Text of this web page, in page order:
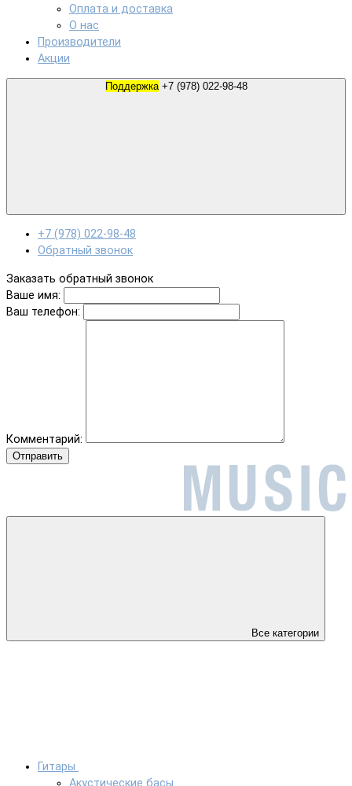
Оплата и доставка
О нас
Производители
Акции
Поддержка +7 (978) 022-98-48
+7 (978) 022-98-48
Обратный звонок
Заказать обратный звонок
Ваше имя:
Ваш телефон:
Комментарий:
Отправить
Все категории
Гитары
Акустические басы